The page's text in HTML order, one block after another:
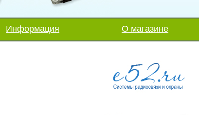
Информация О магазине